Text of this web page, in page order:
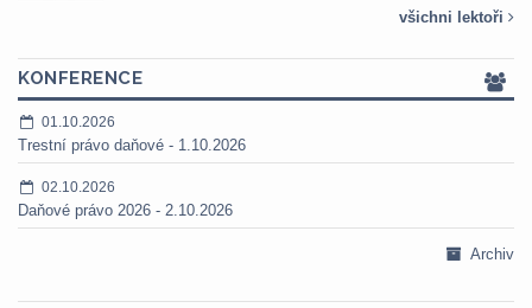
všichni lektoři
KONFERENCE
01.10.2026
Trestní právo daňové - 1.10.2026
02.10.2026
Daňové právo 2026 - 2.10.2026
Archiv